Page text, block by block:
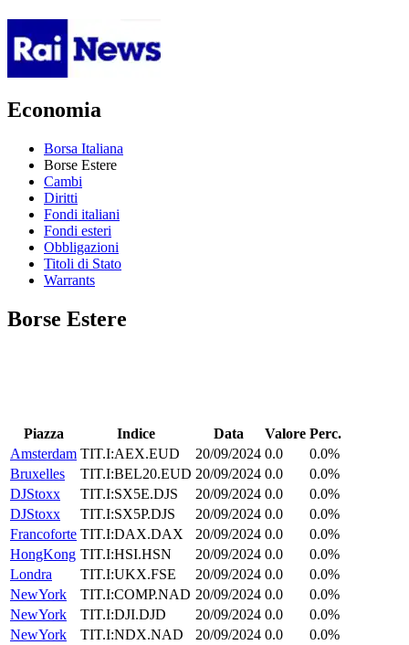
Economia
Borsa Italiana
Borse Estere
Cambi
Diritti
Fondi italiani
Fondi esteri
Obbligazioni
Titoli di Stato
Warrants
Borse Estere
Piazza Indice Data Valore Perc.
Amsterdam TIT.I:AEX.EUD 20/09/2024 0.0
0.0%
Bruxelles
TIT.I:BEL20.EUD 20/09/2024 0.0
0.0%
DJStoxx
TIT.I:SX5E.DJS 20/09/2024 0.0
0.0%
DJStoxx
TIT.I:SX5P.DJS 20/09/2024 0.0
0.0%
Francoforte TIT.I:DAX.DAX 20/09/2024 0.0
0.0%
HongKong TIT.I:HSI.HSN 20/09/2024 0.0
0.0%
Londra
TIT.I:UKX.FSE 20/09/2024 0.0
0.0%
NewYork
TIT.I:COMP.NAD 20/09/2024 0.0
0.0%
NewYork
TIT.I:DJI.DJD 20/09/2024 0.0
0.0%
NewYork
TIT.I:NDX.NAD 20/09/2024 0.0
0.0%